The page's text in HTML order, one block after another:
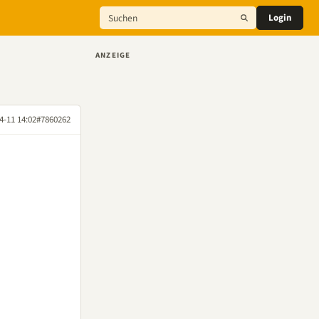
Login
11 14:02#7860262
ANZEIGE